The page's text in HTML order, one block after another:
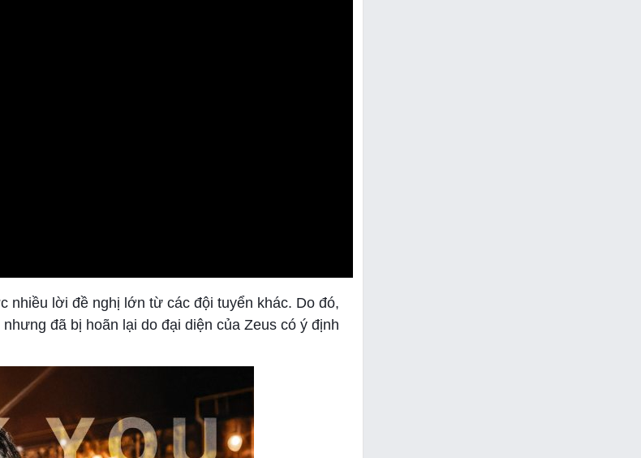
lời đề nghị lớn từ các đội tuyển khác. Do đó,
đã bị hoãn lại do đại diện của Zeus có ý định